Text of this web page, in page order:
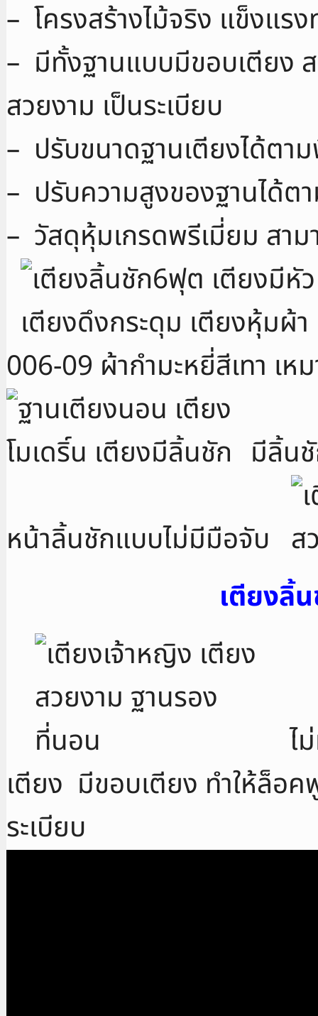
– โครงสร้างไม้จริง แข็งแร
– มีทั้งฐานแบบมีขอบเตียง
สวยงาม เป็นระเบียบ
– ปรับขนาดฐานเตียงได้ตา
– ปรับความสูงของฐานได้ต
– วัสดุหุ้มเกรดพรีเมี่ยม สาม
006-09 ผ้ากำมะหยี่สีเทา เ
มีลิ้น
หน้าลิ้นชักแบบไม่มีมือจับ
เตียงลิ้
ไ
เตียง มีขอบเตียง ทำให้ล็อค
ระเบียบ